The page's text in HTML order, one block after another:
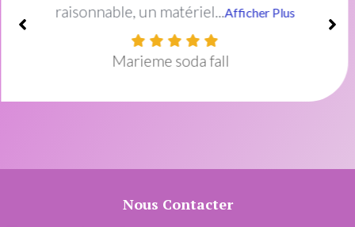
idéal et décoré...Afficher Plus
Amish Mayel
Nous Contacter